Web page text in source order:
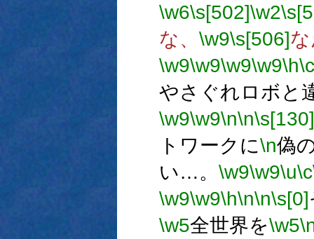
\w6\s[502]\w2
な、 \w9\s[506]
\w9\w9\w9\w9\h\c
やさぐれロボと
\w9\w9\n\n\s[130]
トワークに\n偽
い…。 \w9\w9\u\c
\w9\w9\h\n\n\s[0]
\w5全世界を\w5